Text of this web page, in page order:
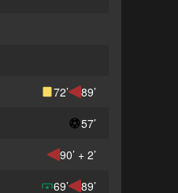
72’ 89’
57’
90’ + 2’
69’ 89’